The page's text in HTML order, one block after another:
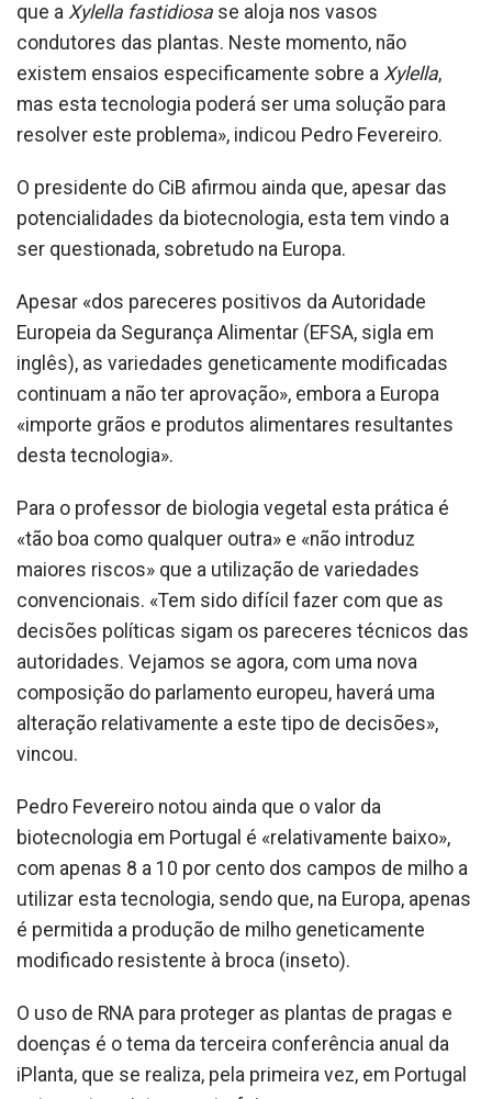
que a Xylella fastidiosa se aloja nos vasos
condutores das plantas. Neste momento, não
existem ensaios especificamente sobre a Xylella,
mas esta tecnologia poderá ser uma solução para
resolver este problema», indicou Pedro Fevereiro.
O presidente do CiB afirmou ainda que, apesar das
potencialidades da biotecnologia, esta tem vindo a
ser questionada, sobretudo na Europa.
Apesar «dos pareceres positivos da Autoridade
Europeia da Segurança Alimentar (EFSA, sigla em
inglês), as variedades geneticamente modificadas
continuam a não ter aprovação», embora a Europa
«importe grãos e produtos alimentares resultantes
desta tecnologia».
Para o professor de biologia vegetal esta prática é
«tão boa como qualquer outra» e «não introduz
maiores riscos» que a utilização de variedades
convencionais. «Tem sido difícil fazer com que as
decisões políticas sigam os pareceres técnicos das
autoridades. Vejamos se agora, com uma nova
composição do parlamento europeu, haverá uma
alteração relativamente a este tipo de decisões»,
vincou.
Pedro Fevereiro notou ainda que o valor da
biotecnologia em Portugal é «relativamente baixo»,
com apenas 8 a 10 por cento dos campos de milho a
utilizar esta tecnologia, sendo que, na Europa, apenas
é permitida a produção de milho geneticamente
modificado resistente à broca (inseto).
O uso de RNA para proteger as plantas de pragas e
doenças é o tema da terceira conferência anual da
iPlanta, que se realiza, pela primeira vez, em Portugal